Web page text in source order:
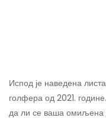
Испод је наведена
голфера од 2021.
да ли се ваша омиљена